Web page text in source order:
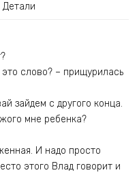
Детали
слово? – прищурилась
зайдем с другого конца.
мне ребенка?
И надо просто
этого Влад говорит и